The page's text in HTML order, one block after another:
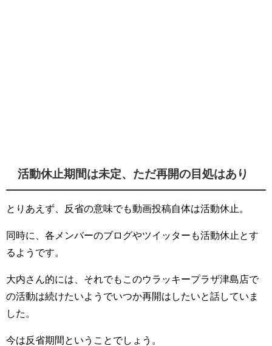
活動休止期間は未定、ただ再開の目処はあり
とりあえず、反省の意味でも動画投稿自体は活動休止。
同時に、各メンバーのブログやツイッターも活動休止とす
るようです。
大内さん的には、それでもこのウラッキープラザ津島店で
の活動は続けたいようでいつか再開はしたいと話していま
した。
今は反省期間ということでしょう。